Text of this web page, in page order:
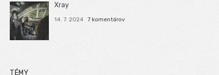
Xray
14. 7. 2024 7 komentárov
TÉMY